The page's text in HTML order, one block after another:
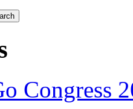
Congress